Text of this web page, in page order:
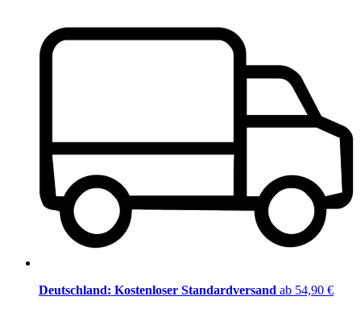
Deutschland: Kostenloser Standardversand ab 54,90 €